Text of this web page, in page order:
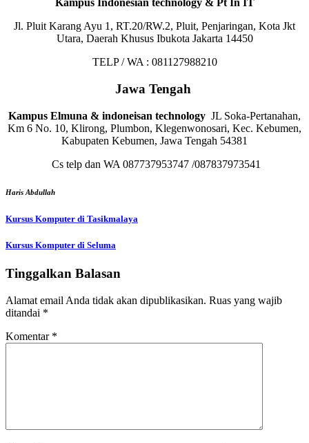
Kampus Indonesian technology & Pt In IT
Jl. Pluit Karang Ayu 1, RT.20/RW.2, Pluit, Penjaringan, Kota Jkt
Utara, Daerah Khusus Ibukota Jakarta 14450
TELP / WA : 081127988210
Jawa Tengah
Kampus Elmuna & indoneisan technology JL Soka-Pertanahan,
Km 6 No. 10, Klirong, Plumbon, Klegenwonosari, Kec. Kebumen,
Kabupaten Kebumen, Jawa Tengah 54381
Cs telp dan WA 087737953747 /087837973541
Haris Abdullah
Navigasi
pos
Kursus Komputer di Tasikmalaya
Kursus Komputer di Seluma
Tinggalkan Balasan
Alamat email Anda tidak akan dipublikasikan. Ruas yang wajib
ditandai *
Komentar *